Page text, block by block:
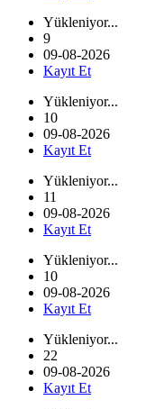
Yükleniyor...
9
09-08-2026
Kayıt Et
Yükleniyor...
10
09-08-2026
Kayıt Et
Yükleniyor...
11
09-08-2026
Kayıt Et
Yükleniyor...
10
09-08-2026
Kayıt Et
Yükleniyor...
22
09-08-2026
Kayıt Et